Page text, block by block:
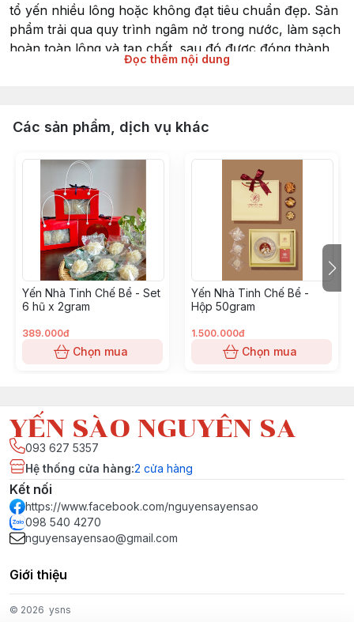
tổ yến nhiều lông hoặc không đạt tiêu chuẩn đẹp. Sản
phẩm trải qua quy trình ngâm nở trong nước, làm sạch
hoàn toàn lông và tạp chất, sau đó được đóng thành
khuôn và sấy khô, đảm bảo độ ẩm dưới 3%.
Tiện lợi: Sản phẩm dễ sử dụng.
Chất lượng cao: Cam kết sản phẩm an toàn và dinh
dưỡng, phù hợp cho gia đình.
Tại sao nên chọn Yến Nhà Tinh Chế Tổ Nguyên Sa?
An toàn và đảm bảo: Sản phẩm được chế biến từ
nguyên liệu chọn lọc, giữ nguyên giá trị dinh dưỡng.
Giá cả hợp lý: Cung cấp chất lượng yến sào với mức giá
phải chăng.
Đọc thêm nội dung
Các sản phẩm, dịch vụ khác
Yến Nhà Tinh Chế Bể - Set
6 hũ x 2gram
389.000đ
Chọn mua
Yến Nhà Tinh Chế Bể -
Hộp 50gram
1.500.000đ
Chọn mua
YẾN SÀO NGUYÊN SA
093 627 5357
Hệ thống cửa hàng:2 cửa hàng
Kết nối
https://www.facebook.com/nguyensayensao
098 540 4270
nguyensayensao@gmail.com
Giới thiệu
© 2026 ysns